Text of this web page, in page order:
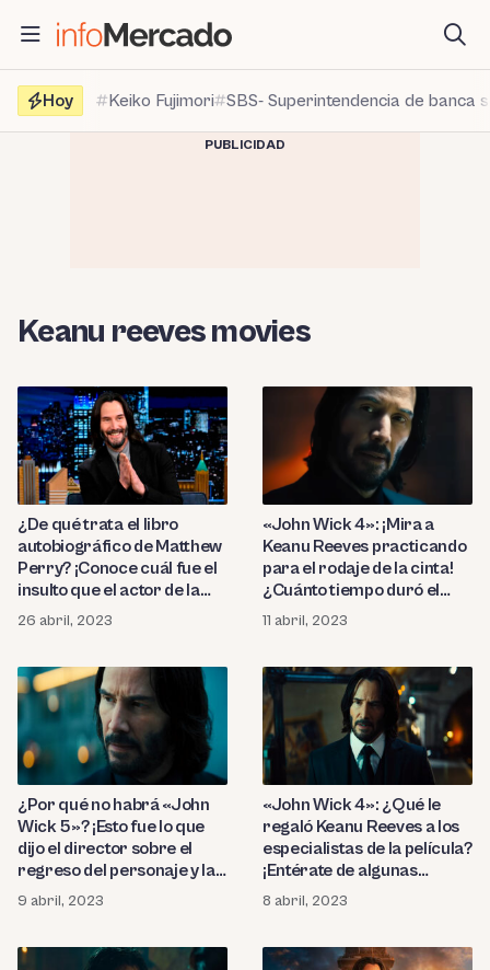
contenido
Hoy
Keiko Fujimori SBS- Superintendencia de banca
PUBLICIDAD
Keanu reeves movies
¿De qué trata el libro
autobiográfico de Matthew
Perry? ¡Conoce cuál fue el
insulto que el actor de la
serie «Friends» le dijo a
Keanu Reeves!
26 abril, 2023
«John Wick 4»: ¡Mira a
Keanu Reeves practicando
para el rodaje de la cinta!
¿Cuánto tiempo duró el
entrenamiento del actor?
11 abril, 2023
¿Por qué no habrá «John
Wick 5»? ¡Esto fue lo que
dijo el director sobre el
regreso del personaje y las
condiciones que puso
Keanu Reeves para una
9 abril, 2023
«John Wick 4»: ¿Qué le
regaló Keanu Reeves a los
especialistas de la película?
¡Entérate de algunas
curiosidades sobre la
famosa saga de acción!
8 abril, 2023